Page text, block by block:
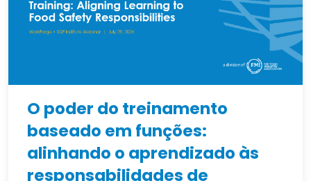
O poder do treinamento
baseado em funções:
alinhando o aprendizado às
responsabilidades de